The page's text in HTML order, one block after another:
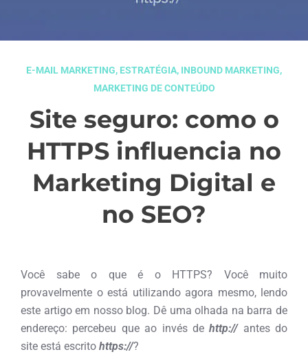
E-MAIL MARKETING, ESTRATÉGIA, INBOUND MARKETING,
MARKETING DE CONTEÚDO
Site seguro: como o
HTTPS influencia no
Marketing Digital e
no SEO?
Você sabe o que é o HTTPS? Você muito
provavelmente o está utilizando agora mesmo, lendo
este artigo em nosso blog. Dê uma olhada na barra de
endereço: percebeu que ao invés dehttp://antes do
site está escrito https://?